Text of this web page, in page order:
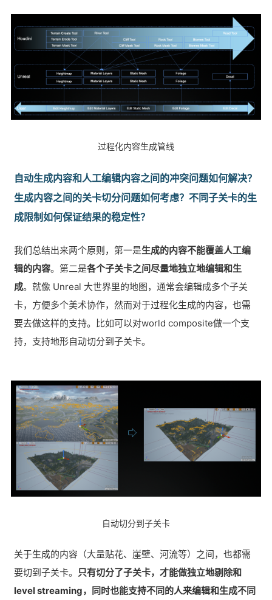
过程化内容生成管线
自动生成内容和人工编辑内容之间的冲突问题如何解决？
生成内容之间的关卡切分问题如何考虑？不同子关卡的生
成限制如何保证结果的稳定性？
我们总结出来两个原则，第一是生成的内容不能覆盖人工编
辑的内容。第二是各个子关卡之间尽量地独立地编辑和生
成。就像 Unreal 大世界里的地图，通常会编辑成多个子关
卡，方便多个美术协作，然而对于过程化生成的内容，也需
要去做这样的支持。比如可以对world composite做一个支
持，支持地形自动切分到子关卡。
自动切分到子关卡
关于生成的内容（大量贴花、崖壁、河流等）之间，也都需
要切到子关卡。 只有切分了子关卡，才能做独立地剔除和
level streaming，同时也能支持不同的人来编辑和生成不同